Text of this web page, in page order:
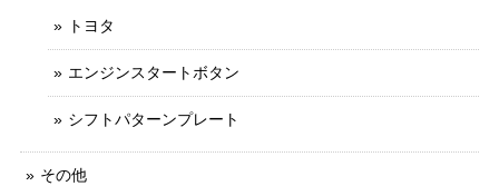
トヨタ
エンジンスタートボタン
シフトパターンプレート
その他